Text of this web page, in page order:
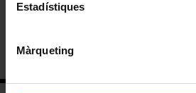
Estadístiques
Màrqueting
Treball final de màster
Informació per a futurs estudiants